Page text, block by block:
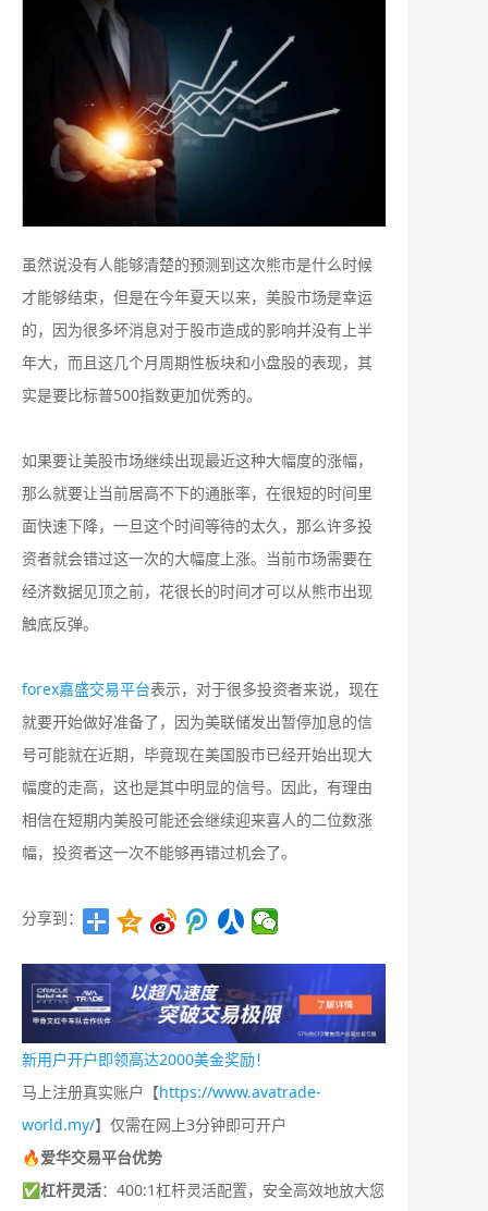
虽然说没有人能够清楚的预测到这次熊市是什么时候
才能够结束，但是在今年夏天以来，美股市场是幸运
的，因为很多坏消息对于股市造成的影响并没有上半
年大，而且这几个月周期性板块和小盘股的表现，其
实是要比标普500指数更加优秀的。
如果要让美股市场继续出现最近这种大幅度的涨幅，
那么就要让当前居高不下的通胀率，在很短的时间里
面快速下降，一旦这个时间等待的太久，那么许多投
资者就会错过这一次的大幅度上涨。当前市场需要在
经济数据见顶之前，花很长的时间才可以从熊市出现
触底反弹。
forex嘉盛交易平台表示，对于很多投资者来说，现在
就要开始做好准备了，因为美联储发出暂停加息的信
号可能就在近期，毕竟现在美国股市已经开始出现大
幅度的走高，这也是其中明显的信号。因此，有理由
相信在短期内美股可能还会继续迎来喜人的二位数涨
幅，投资者这一次不能够再错过机会了。
分享到：
新用户开户即领高达2000美金奖励！
马上注册真实账户【https://www.avatrade-
world.my/】仅需在网上3分钟即可开户
🔥爱华交易平台优势
✅杠杆灵活：400:1杠杆灵活配置，安全高效地放大您